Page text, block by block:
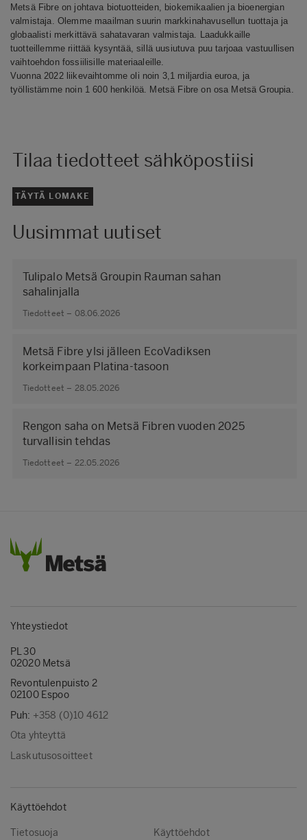
Metsä Fibre on johtava biotuotteiden, biokemikaalien ja bioenergian
valmistaja. Olemme maailman suurin markkinahavusellun tuottaja ja
globaalisti merkittävä sahatavaran valmistaja. Laadukkaille
tuotteillemme riittää kysyntää, sillä uusiutuva puu tarjoaa vastuullisen
vaihtoehdon fossiilisille materiaaleille.
Vuonna 2022 liikevaihtomme oli noin 3,1 miljardia euroa, ja
työllistämme noin 1 600 henkilöä. Metsä Fibre on osa Metsä Groupia.
Tilaa tiedotteet sähköpostiisi
TÄYTÄ LOMAKE
Uusimmat uutiset
Tulipalo Metsä Groupin Rauman sahan
sahalinjalla
Tiedotteet – 08.06.2026
Metsä Fibre ylsi jälleen EcoVadiksen
korkeimpaan Platina-tasoon
Tiedotteet – 28.05.2026
Rengon saha on Metsä Fibren vuoden 2025
turvallisin tehdas
Tiedotteet – 22.05.2026
Yhteystiedot
PL 30
02020 Metsä
Revontulenpuisto 2
02100 Espoo
Puh: +358 (0)10 4612
Ota yhteyttä
Laskutusosoitteet
Käyttöehdot
Tietosuoja Käyttöehdot